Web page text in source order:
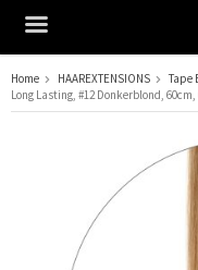
Het product
Home HAAREXTENSIONS Tape
Long Lasting, #12 Donkerblond,